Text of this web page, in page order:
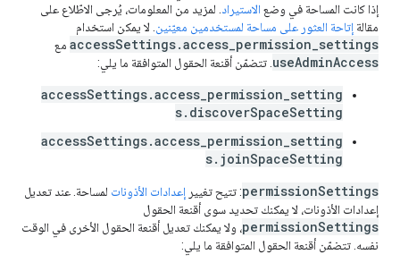
إذا كانت المساحة في وضع الاستيراد . لمزيد من المعلومات، يُرجى الاطّلاع على
مقالة إتاحة العثور على مساحة لمستخدمين معيّنين . لا يمكن استخدام
accessSettings.access_permission_settings مع
useAdminAccess . تتضمّن أقنعة الحقول المتوافقة ما يلي:
accessSettings.access_permission_setting
s.discoverSpaceSetting
accessSettings.access_permission_setting
s.joinSpaceSetting
permissionSettings: تتيح تغيير إعدادات الأذونات لمساحة. عند تعديل
إعدادات الأذونات، لا يمكنك تحديد سوى أقنعة الحقول
permissionSettings، ولا يمكنك تعديل أقنعة الحقول الأخرى في الوقت
نفسه. تتضمّن أقنعة الحقول المتوافقة ما يلي: